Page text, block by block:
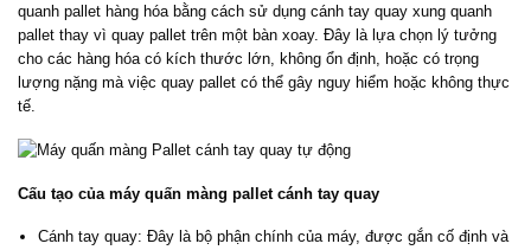
quanh pallet hàng hóa bằng cách sử dụng cánh tay quay xung quanh
pallet thay vì quay pallet trên một bàn xoay. Đây là lựa chọn lý tưởng
cho các hàng hóa có kích thước lớn, không ổn định, hoặc có trọng
lượng nặng mà việc quay pallet có thể gây nguy hiểm hoặc không thực
tế.
Cấu tạo của máy quấn màng pallet cánh tay quay
Cánh tay quay: Đây là bộ phận chính của máy, được gắn cố định và